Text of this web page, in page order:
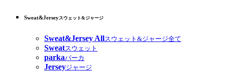
Sweat&Jerseyスウェット&ジャージ
Sweat&Jersey Allスウェット&ジャージ全て
Sweatスウェット
parkaパーカ
Jerseyジャージ